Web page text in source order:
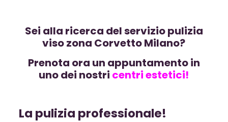
Sei alla ricerca del servizio pulizia
viso zona Corvetto Milano?
Prenota ora un appuntamento in
uno dei nostri centri estetici!
La pulizia professionale!